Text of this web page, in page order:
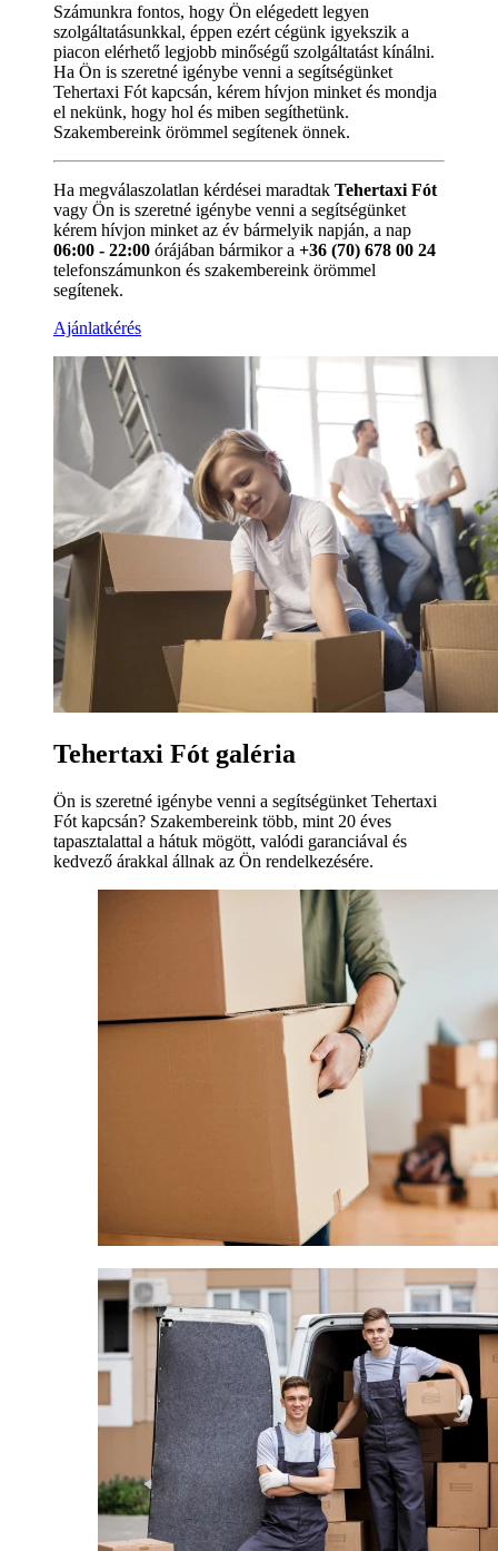
Számunkra fontos, hogy Ön elégedett legyen
szolgáltatásunkkal, éppen ezért cégünk igyekszik a
piacon elérhető legjobb minőségű szolgáltatást kínálni.
Ha Ön is szeretné igénybe venni a segítségünket
Tehertaxi Fót kapcsán, kérem hívjon minket és mondja
el nekünk, hogy hol és miben segíthetünk.
Szakembereink örömmel segítenek önnek.
Ha megválaszolatlan kérdései maradtak Tehertaxi Fót
vagy Ön is szeretné igénybe venni a segítségünket
kérem hívjon minket az év bármelyik napján, a nap
06:00 - 22:00 órájában bármikor a +36 (70) 678 00 24
telefonszámunkon és szakembereink örömmel
segítenek.
Ajánlatkérés
Tehertaxi Fót galéria
Ön is szeretné igénybe venni a segítségünket Tehertaxi
Fót kapcsán? Szakembereink több, mint 20 éves
tapasztalattal a hátuk mögött, valódi garanciával és
kedvező árakkal állnak az Ön rendelkezésére.